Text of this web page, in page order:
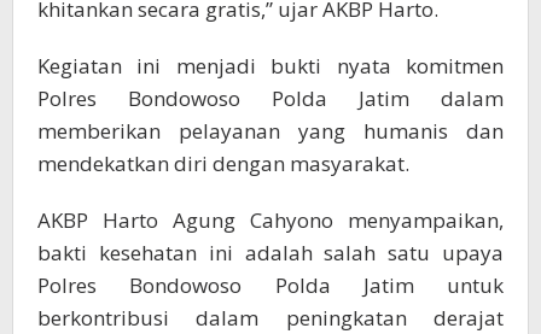
khitankan secara gratis,” ujar AKBP Harto.
Kegiatan ini menjadi bukti nyata komitmen
Polres Bondowoso Polda Jatim dalam
memberikan pelayanan yang humanis dan
mendekatkan diri dengan masyarakat.
AKBP Harto Agung Cahyono menyampaikan,
bakti kesehatan ini adalah salah satu upaya
Polres Bondowoso Polda Jatim untuk
berkontribusi dalam peningkatan derajat